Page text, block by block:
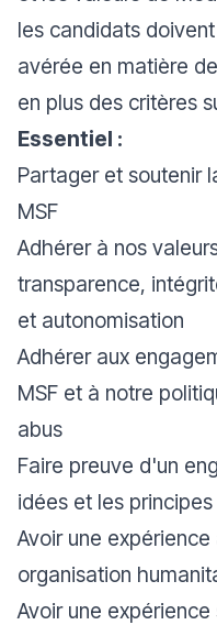
les candidats
avérée en matière
en plus des critères
Essentiel :
Partager et soutenir
MSF
Adhérer à nos
transparence,
et autonomisation
Adhérer aux
MSF et à notre
abus
Faire preuve d'un
idées et les
Avoir une
organisation
Avoir une